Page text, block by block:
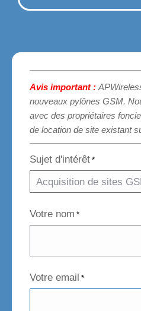
Avis important :
nouveaux pylônes GSM.
avec des propriétaires
de location de site existant
Sujet d'intérêt *
Votre nom *
Votre email *